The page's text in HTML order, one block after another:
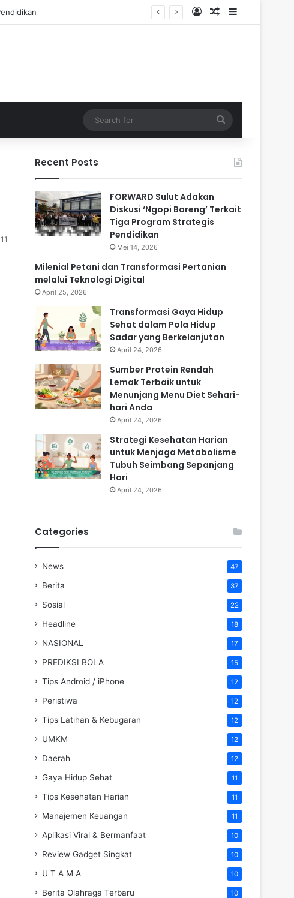
Log InRandom Article
Sidebar
for
11
Recent Posts
FORWARD Sulut Adakan
Diskusi ‘Ngopi Bareng’ Terkait
Tiga Program Strategis
Pendidikan
Mei 14, 2026
Milenial Petani dan Transformasi Pertanian
melalui Teknologi Digital
April 25, 2026
Transformasi Gaya Hidup
Sehat dalam Pola Hidup
Sadar yang Berkelanjutan
April 24, 2026
Sumber Protein Rendah
Lemak Terbaik untuk
Menunjang Menu Diet Sehari-
hari Anda
April 24, 2026
Strategi Kesehatan Harian
untuk Menjaga Metabolisme
Tubuh Seimbang Sepanjang
Hari
April 24, 2026
Categories
News 47
Berita 37
Sosial 22
Headline 18
NASIONAL 17
PREDIKSI BOLA 15
Tips Android / iPhone 12
Peristiwa 12
Tips Latihan & Kebugaran 12
UMKM 12
Daerah 12
Gaya Hidup Sehat 11
Tips Kesehatan Harian 11
Manajemen Keuangan 11
Aplikasi Viral & Bermanfaat 10
Review Gadget Singkat 10
U T A M A 10
Berita Olahraga Terbaru 10